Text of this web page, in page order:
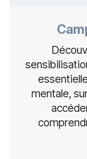
mentale,